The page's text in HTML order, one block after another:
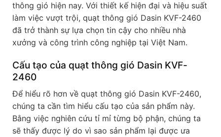
thông gió hiện nay. Với thiết kế hiện đại và hiệu suất
làm việc vượt trội, quạt thông gió Dasin KVF-2460
đã trở thành sự lựa chọn tin cậy cho nhiều nhà
xưởng và công trình công nghiệp tại Việt Nam.
Cấu tạo của quạt thông gió Dasin KVF-
2460
Để hiểu rõ hơn về quạt thông gió Dasin KVF-2460,
chúng ta cần tìm hiểu cấu tạo của sản phẩm này.
Bằng việc nghiên cứu tỉ mỉ từng bộ phận, chúng ta
sẽ thấy được lý do vì sao sản phẩm lại được ưa